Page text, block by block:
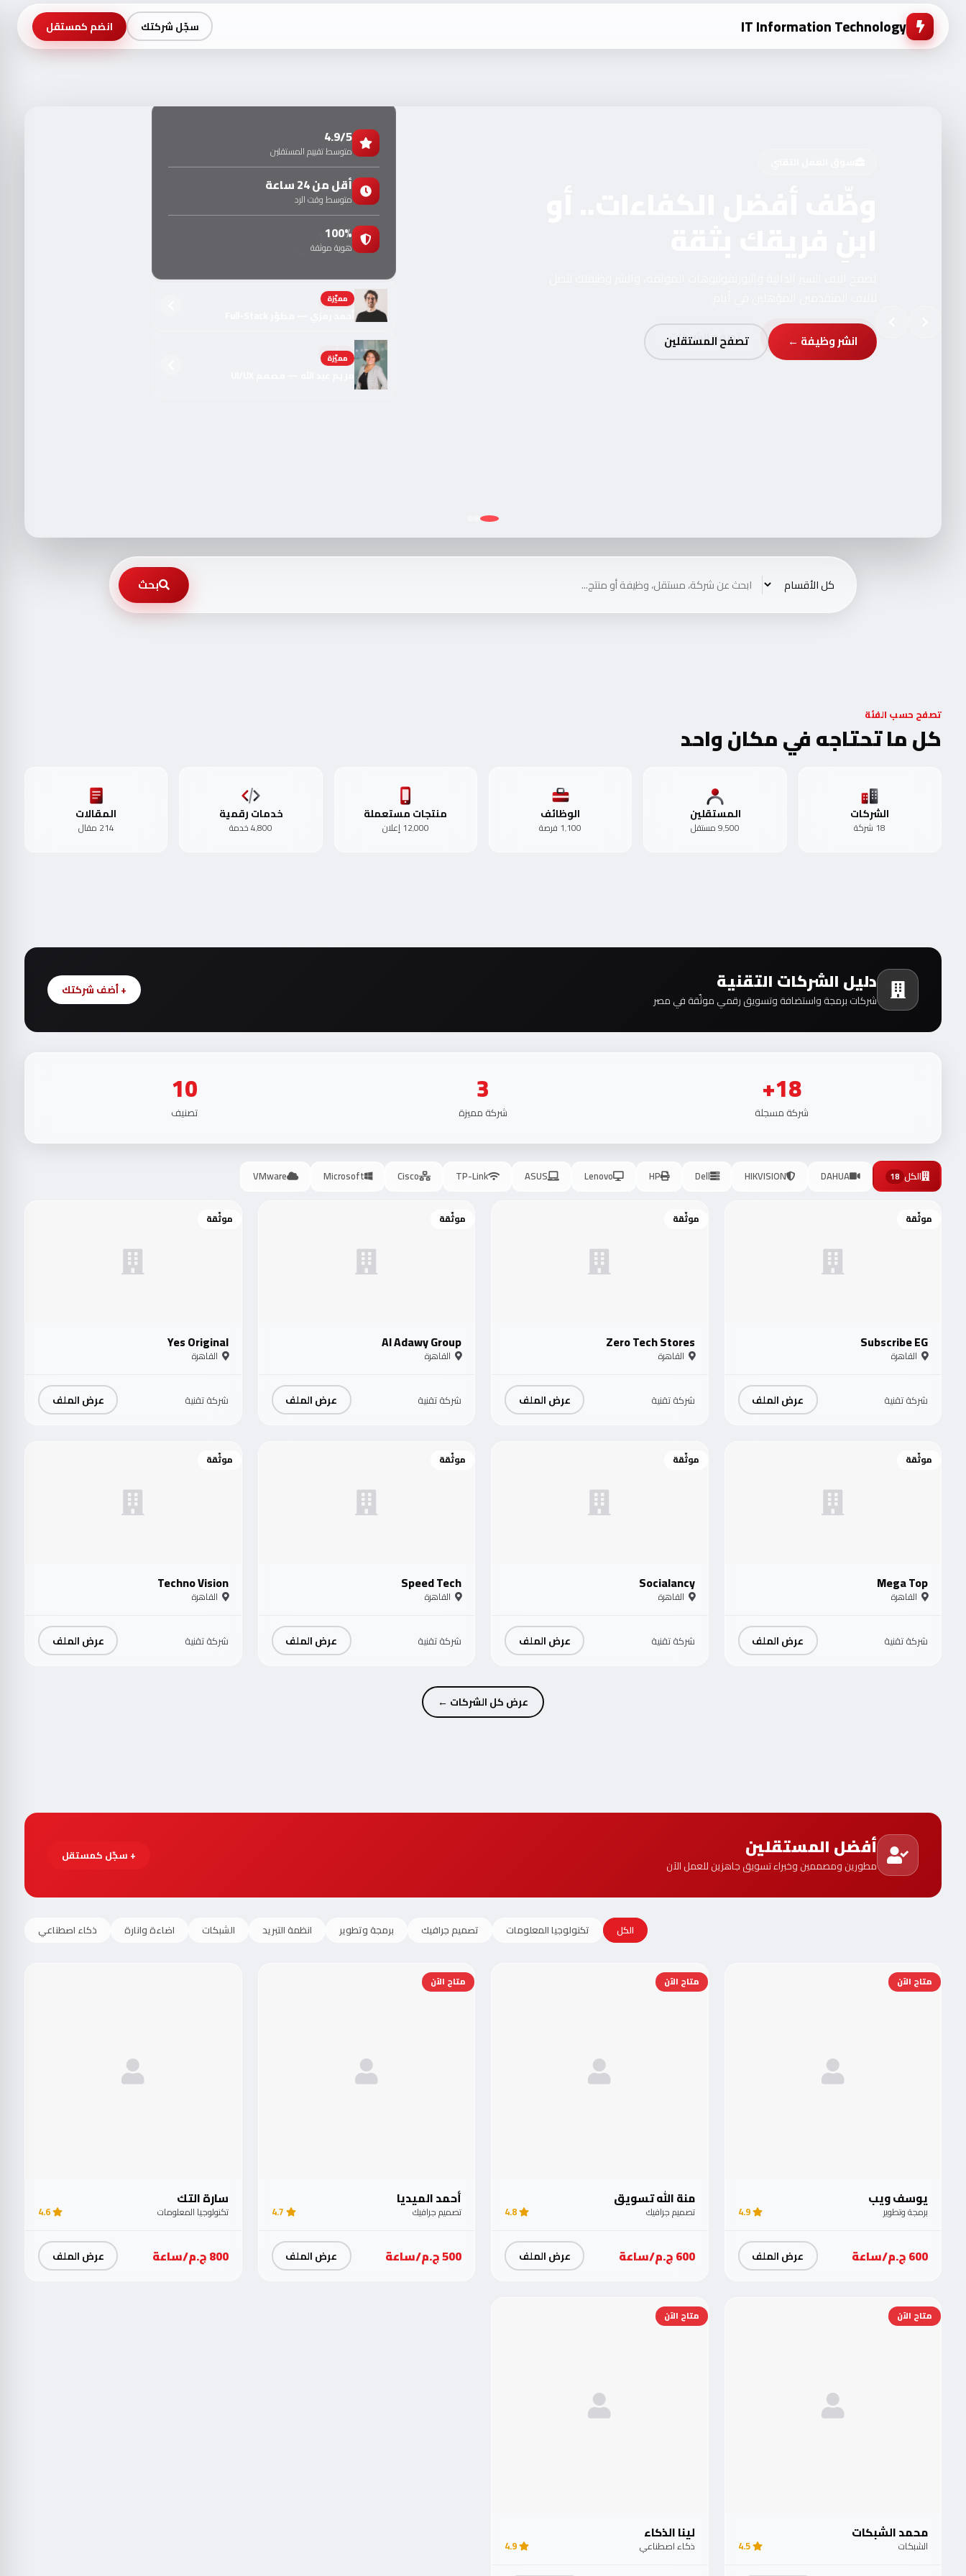
IT Information Technology سجّل شركتك انضم كمستقل
انشر وظيفة ← تصفح المستقلين
4.9/5
متوسط تقييم المستقلين
أقل من 24 ساعة
متوسط وقت الرد
100%
هوية موثقة
موثّقة
موثّقة
بحث
تصفح حسب الفئة
كل ما تحتاجه في مكان واحد
الشركات
18 شركة
المستقلين
9٬500 مستقل
الوظائف
1٬100 فرصة
منتجات مستعملة
12٬000 إعلان
خدمات رقمية
4٬800 خدمة
المقالات
214 مقال
دليل الشركات التقنية
شركات برمجة واستضافة وتسويق رقمي موثّقة في مصر
+ أضف شركتك
18+
شركة مسجلة
3
شركة مميزة
10
تصنيف
الكل 18
DAHUA
HIKVISION
Dell
HP
Lenovo
ASUS
TP-Link
Cisco
Microsoft
VMware
موثّقة
Subscribe EG
القاهرة
شركة تقنية عرض الملف
موثّقة
Zero Tech Stores
القاهرة
شركة تقنية عرض الملف
موثّقة
Al Adawy Group
القاهرة
شركة تقنية عرض الملف
موثّقة
Yes Original
القاهرة
شركة تقنية عرض الملف
موثّقة
Mega Top
القاهرة
شركة تقنية عرض الملف
موثّقة
Socialancy
القاهرة
شركة تقنية عرض الملف
موثّقة
Speed Tech
القاهرة
شركة تقنية عرض الملف
موثّقة
Techno Vision
القاهرة
شركة تقنية عرض الملف
عرض كل الشركات ←
أفضل المستقلين
مطورين ومصممين وخبراء تسويق جاهزين للعمل الآن
+ سجّل كمستقل
الكل تكنولوجيا المعلومات تصميم جرافيك برمجة وتطوير انظمة التبريد الشبكات اضاءة وانارة ذكاء اصطناعي
متاح الآن
يوسف ويب
برمجة وتطوير 4.9
600 ج.م/ساعة عرض الملف
متاح الآن
منة الله تسويق
تصميم جرافيك 4.8
600 ج.م/ساعة عرض الملف
متاح الآن
أحمد الميديا
تصميم جرافيك 4.7
500 ج.م/ساعة عرض الملف
سارة التك
تكنولوجيا المعلومات 4.6
800 ج.م/ساعة عرض الملف
متاح الآن
محمد الشبكات
الشبكات 4.5
متاح الآن
لينا الذكاء
ذكاء اصطناعي 4.9